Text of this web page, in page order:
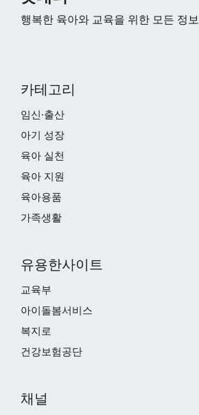
행복한 육아와 교육을 위한 모든 정보
카테고리
임신·출산
아기 성장
육아 실천
육아 지원
육아용품
가족생활
유용한사이트
교육부
아이돌봄서비스
복지로
건강보험공단
채널